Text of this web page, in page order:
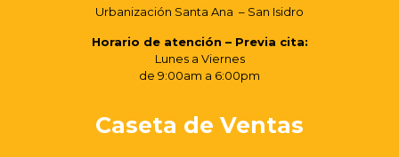
Urbanización Santa Ana – San Isidro
Horario de atención – Previa cita:
Lunes a Viernes
de 9:00am a 6:00pm
Caseta de Ventas